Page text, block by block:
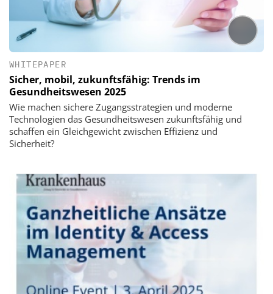
WHITEPAPER
Sicher, mobil, zukunftsfähig: Trends im
Gesundheitswesen 2025
Wie machen sichere Zugangsstrategien und moderne
Technologien das Gesundheitswesen zukunftsfähig und
schaffen ein Gleichgewicht zwischen Effizienz und
Sicherheit?